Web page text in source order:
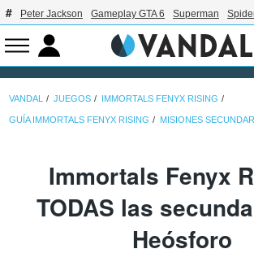
Peter Jackson Gameplay GTA 6 Superman
VANDAL JUEGOS IMMORTALS FENYX RISING
GUÍA IMMORTALS FENYX RISING MISIONES
Immortals Fenyx
TODAS las
Heósforo